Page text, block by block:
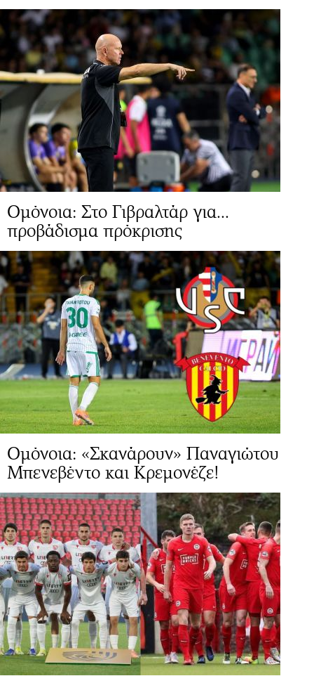
Ομόνοια: Στο Γιβραλτάρ για...
προβάδισμα πρόκρισης
Ομόνοια: «Σκανάρουν» Παναγιώτου
Μπενεβέντο και Κρεμονέζε!